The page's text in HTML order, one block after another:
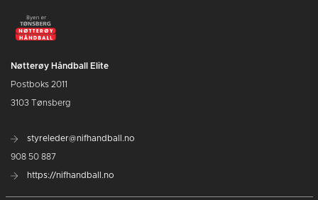
Nøtterøy Håndball Elite
Postboks 2011
3103 Tønsberg
styreleder@nifhandball.no
908 50 887
https://nifhandball.no